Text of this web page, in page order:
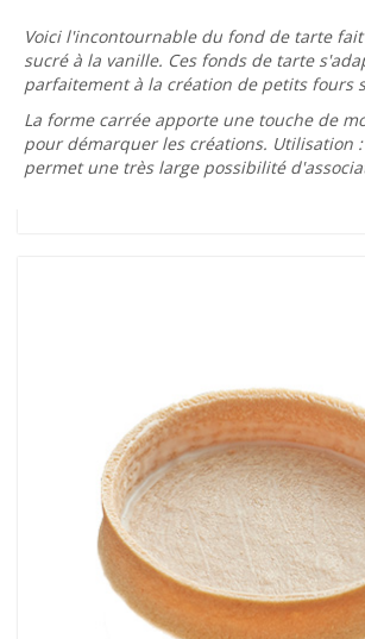
Voici l'incontournable du fond de tarte
sucré à la vanille. Ces fonds de tarte
parfaitement à la création de petits fours
La forme carrée apporte une touche de
pour démarquer les créations. Utilisation
permet une très large possibilité